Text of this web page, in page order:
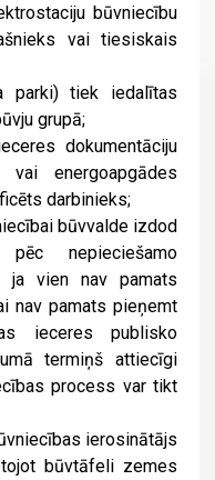
būvniecību
vai tiesiskais
parki) tiek iedalītas
grupā;
dokumentāciju
energoapgādes
darbinieks;
būvvalde izdod
nepieciešamo
ja vien nav pamats
nav pamats pieņemt
ieceres publisko
termiņš attiecīgi
process var tikt
ierosinātājs
būvtāfeli zemes